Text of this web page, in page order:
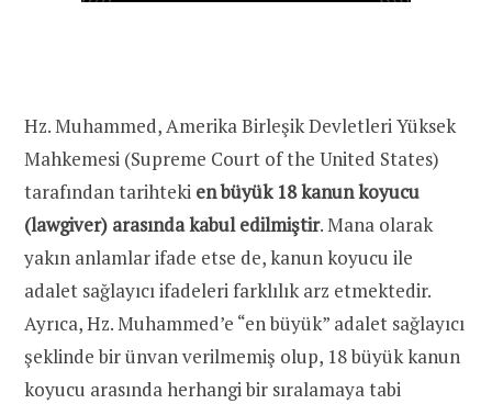
Hz. Muhammed, Amerika Birleşik Devletleri Yüksek
Mahkemesi (Supreme Court of the United States)
tarafından tarihteki en büyük 18 kanun koyucu
(lawgiver) arasında kabul edilmiştir. Mana olarak
yakın anlamlar ifade etse de, kanun koyucu ile
adalet sağlayıcı ifadeleri farklılık arz etmektedir.
Ayrıca, Hz. Muhammed’e “en büyük” adalet sağlayıcı
şeklinde bir ünvan verilmemiş olup, 18 büyük kanun
koyucu arasında herhangi bir sıralamaya tabi